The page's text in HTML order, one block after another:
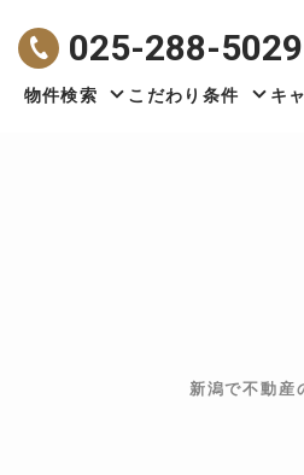
025-288-5029
物件検索 こだわり条件 キ
新潟で不動産